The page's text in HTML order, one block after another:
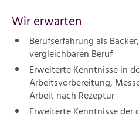
Wir erwarten
Berufserfahrung als
vergleichbaren Beruf
Erweiterte Kenntnisse in
Arbeitsvorbereitung,
Arbeit nach Rezeptur
Erweiterte Kenntnisse der